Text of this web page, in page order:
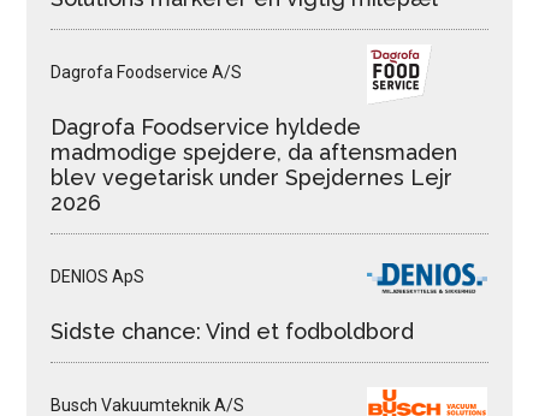
Dagrofa Foodservice A/S
Dagrofa Foodservice hyldede
madmodige spejdere, da aftensmaden
blev vegetarisk under Spejdernes Lejr
2026
DENIOS ApS
Sidste chance: Vind et fodboldbord
Busch Vakuumteknik A/S